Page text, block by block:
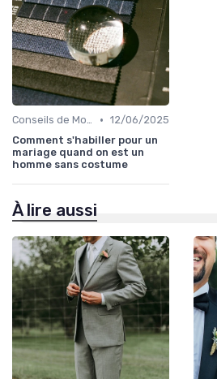
Conseils de Mode pour le Marié • 12/06/2025
Comment s'habiller pour un
mariage quand on est un
homme sans costume
À lire aussi